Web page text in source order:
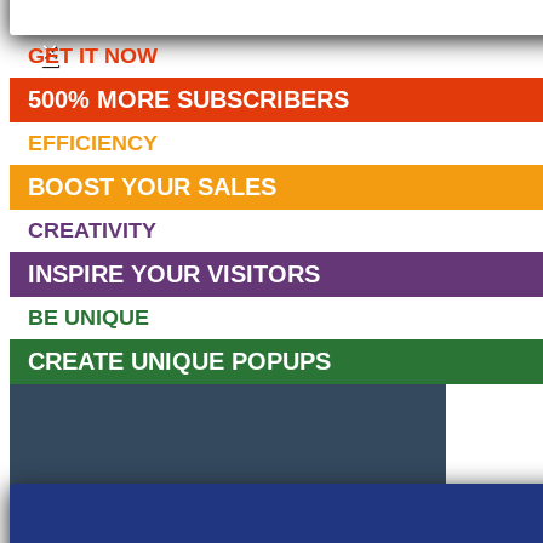
×
GET IT NOW
500% MORE SUBSCRIBERS
EFFICIENCY
BOOST YOUR SALES
CREATIVITY
INSPIRE YOUR VISITORS
BE UNIQUE
CREATE UNIQUE POPUPS